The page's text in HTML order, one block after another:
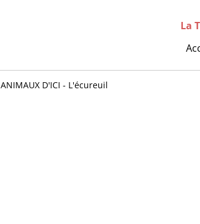
La
ANIMAUX D'ICI - L'écureuil